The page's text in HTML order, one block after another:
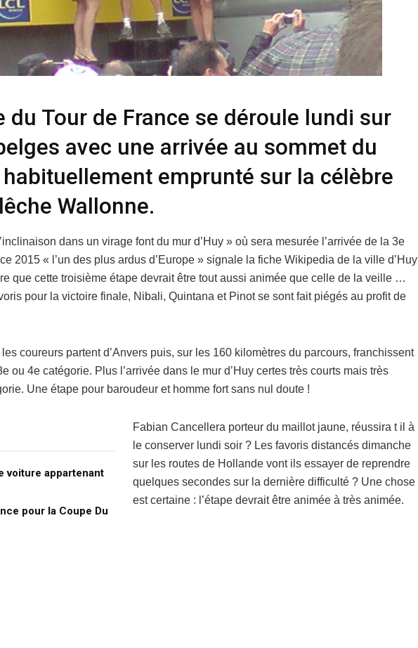
du Tour de France se déroule lundi sur
avec une arrivée au sommet du
habituellement emprunté sur la célèbre
Wallonne.
dans un virage font du mur d’Huy » où sera mesurée l’arrivée de la 3e
2015 « l’un des plus ardus d’Europe » signale la fiche Wikipedia de la ville d’Huy
que cette troisième étape devrait être tout aussi animée que celle de la veille …
pour la victoire finale, Nibali, Quintana et Pinot se sont fait piégés au profit de
les coureurs partent d’Anvers puis, sur les 160 kilomètres du parcours, franchissent
ou 4e catégorie. Plus l’arrivée dans le mur d’Huy certes très courts mais très
Une étape pour baroudeur et homme fort sans nul doute !
voiture appartenant
pour la Coupe Du
Fabian Cancellera porteur du maillot jaune, réussira t il à
le conserver lundi soir ? Les favoris distancés dimanche
sur les routes de Hollande vont ils essayer de reprendre
quelques secondes sur la dernière difficulté ? Une chose
est certaine : l’étape devrait être animée à très animée.